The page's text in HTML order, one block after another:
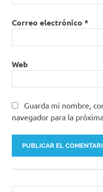
Correo electrónico *
Web
Guarda mi nombre,
navegador para la